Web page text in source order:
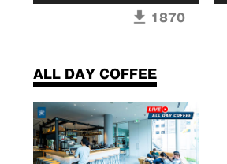
1870
ALL DAY COFFEE